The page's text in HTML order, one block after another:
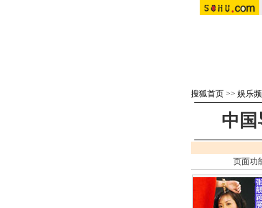
搜狐首页 >> 娱乐
中国
页面功